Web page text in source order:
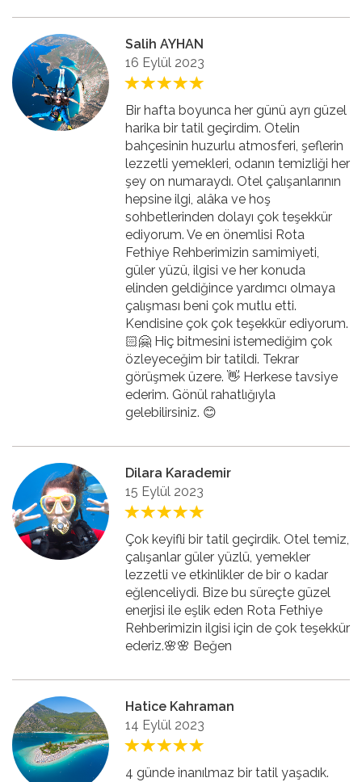
Salih AYHAN
16 Eylül 2023
Bir hafta boyunca her günü ayrı güzel
harika bir tatil geçirdim. Otelin
bahçesinin huzurlu atmosferi, şeflerin
lezzetli yemekleri, odanın temizliği her
şey on numaraydı. Otel çalışanlarının
hepsine ilgi, alâka ve hoş
sohbetlerinden dolayı çok teşekkür
ediyorum. Ve en önemlisi Rota
Fethiye Rehberimizin samimiyeti,
güler yüzü, ilgisi ve her konuda
elinden geldiğince yardımcı olmaya
çalışması beni çok mutlu etti.
Kendisine çok çok teşekkür ediyorum.
🏻🤗 Hiç bitmesini istemediğim çok
özleyeceğim bir tatildi. Tekrar
görüşmek üzere. 👋 Herkese tavsiye
ederim. Gönül rahatlığıyla
gelebilirsiniz. 😊
Dilara Karademir
15 Eylül 2023
Çok keyifli bir tatil geçirdik. Otel temiz,
çalışanlar güler yüzlü, yemekler
lezzetli ve etkinlikler de bir o kadar
eğlenceliydi. Bize bu süreçte güzel
enerjisi ile eşlik eden Rota Fethiye
Rehberimizin ilgisi için de çok teşekkür
ederiz.🌸🌸 Beğen
Hatice Kahraman
14 Eylül 2023
4 günde inanılmaz bir tatil yaşadık.